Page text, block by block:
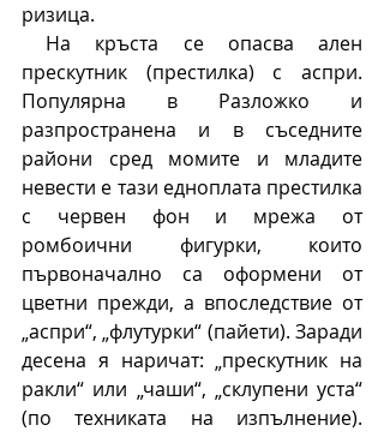
ризица.
прескутник (престилка) с аспри.
Популярна в Разложко и
разпространена и в съседните
райони сред момите и младите
невести е тази едноплата престилка
с червен фон и мрежа от
ромбоични фигурки, които
първоначално са оформени от
цветни прежди, а впоследствие от
„аспри“, „флутурки“ (пайети). Заради
десена я наричат: „прескутник на
ракли“ или „чаши“, „склупени уста“
(по техниката на изпълнение).